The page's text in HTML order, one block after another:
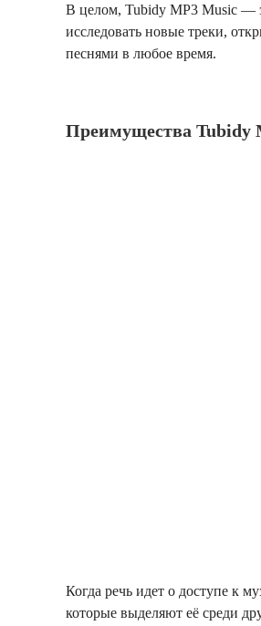
В целом, Tubidy MP3 Music —
исследовать новые треки,
песнями в любое время.
Преимущества Tubidy
Когда речь идет о доступе к
которые выделяют её среди